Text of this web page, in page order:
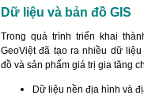
Dữ liệu và bản đồ GIS
Trong quá trình triển khai
GeoViệt đã tạo ra nhiều dữ
đồ và sản phẩm giá trị gia tăng
Dữ liệu nền địa hình và